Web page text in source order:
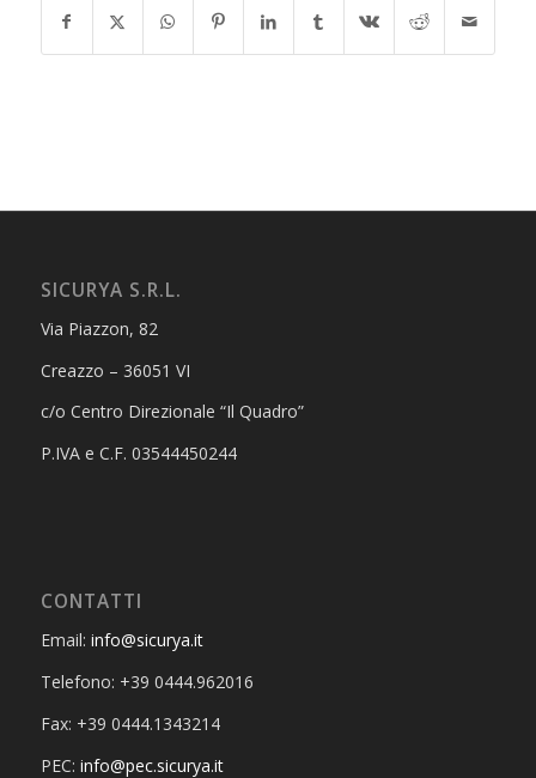
SICURYA S.R.L.
Via Piazzon, 82
Creazzo – 36051 VI
c/o Centro Direzionale “Il Quadro”
P.IVA e C.F. 03544450244
CONTATTI
Email: info@sicurya.it
Telefono: +39 0444.962016
Fax: +39 0444.1343214
PEC: info@pec.sicurya.it